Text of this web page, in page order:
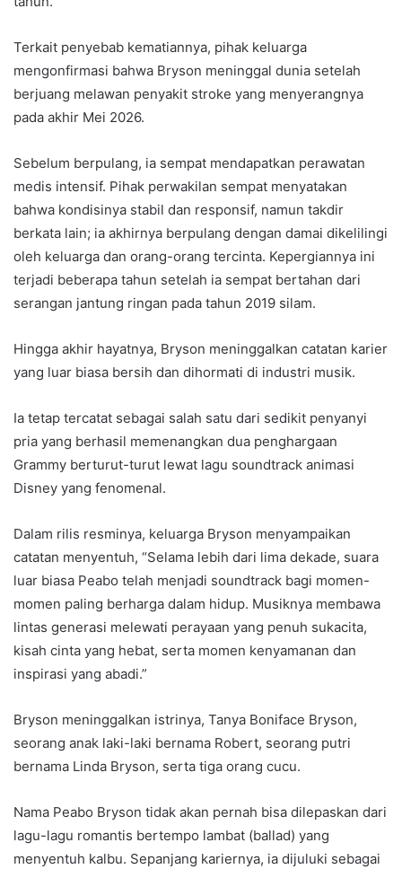
Terkait penyebab kematiannya, pihak keluarga
mengonfirmasi bahwa Bryson meninggal dunia setelah
berjuang melawan penyakit stroke yang menyerangnya
pada akhir Mei 2026.
Sebelum berpulang, ia sempat mendapatkan perawatan
medis intensif. Pihak perwakilan sempat menyatakan
bahwa kondisinya stabil dan responsif, namun takdir
berkata lain; ia akhirnya berpulang dengan damai dikelilingi
oleh keluarga dan orang-orang tercinta. Kepergiannya ini
terjadi beberapa tahun setelah ia sempat bertahan dari
serangan jantung ringan pada tahun 2019 silam.
Hingga akhir hayatnya, Bryson meninggalkan catatan karier
yang luar biasa bersih dan dihormati di industri musik.
Ia tetap tercatat sebagai salah satu dari sedikit penyanyi
pria yang berhasil memenangkan dua penghargaan
Grammy berturut-turut lewat lagu soundtrack animasi
Disney yang fenomenal.
Dalam rilis resminya, keluarga Bryson menyampaikan
catatan menyentuh, “Selama lebih dari lima dekade, suara
luar biasa Peabo telah menjadi soundtrack bagi momen-
momen paling berharga dalam hidup. Musiknya membawa
lintas generasi melewati perayaan yang penuh sukacita,
kisah cinta yang hebat, serta momen kenyamanan dan
inspirasi yang abadi.”
Bryson meninggalkan istrinya, Tanya Boniface Bryson,
seorang anak laki-laki bernama Robert, seorang putri
bernama Linda Bryson, serta tiga orang cucu.
Nama Peabo Bryson tidak akan pernah bisa dilepaskan dari
lagu-lagu romantis bertempo lambat (ballad) yang
menyentuh kalbu. Sepanjang kariernya, ia dijuluki sebagai